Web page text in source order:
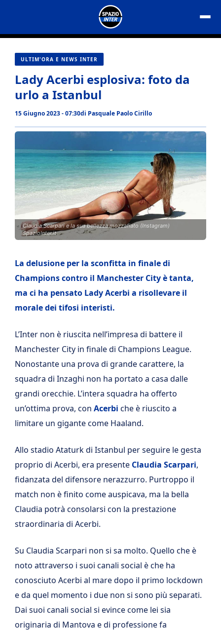
contenuto
ULTIM'ORA E NEWS INTER
Lady Acerbi esplosiva: foto da
urlo a Istanbul
15 Giugno 2023 - 07:30di Pasquale Paolo Cirillo
Claudia Scarpari e la sua bellezza mozzafiato (Instagram)
SpazioInter.it
La delusione per la sconfitta in finale di
Champions contro il Manchester City è tanta,
ma ci ha pensato Lady Acerbi a risollevare il
morale dei tifosi interisti.
L’Inter non è riuscita nell’impresa di battere il
Manchester City in finale di Champions League.
Nonostante una prova di grande carattere, la
squadra di Inzaghi non ha portato a casa dalle
grandi orecchie. L’intera squadra ha offerto
un’ottima prova, con Acerbi che è riuscito a
limitare un gigante come Haaland.
Allo stadio Ataturk di Istanbul per seguire le gesta
proprio di Acerbi, era presente Claudia Scarpari,
fidanzata del difensore nerazzurro. Purtroppo il
match non è finito come auspicava, ma la bella
Claudia potrà consolarsi con la prestazione
straordinaria di Acerbi.
Su Claudia Scarpari non si sa molto. Quello che è
noto attraverso i suoi canali social è che ha
conosciuto Acerbi al mare dopo il primo lockdown
e da quel momento i due non si sono più separati.
Dai suoi canali social si evince come lei sia
originaria di Mantova e di professione fa